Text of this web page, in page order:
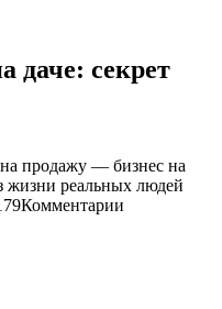
даче: секрет
Комментарии